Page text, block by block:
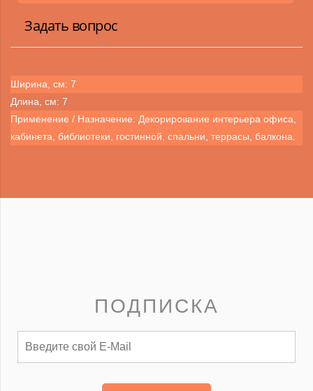
Задать вопрос
Ширина, см: 7
Длина, см: 7
Применение / Назначение: Декорирование интерьера офиса,
кабинета, библиотеки, гостинной, спальни, террасы, балкона.
ПОДПИСКА